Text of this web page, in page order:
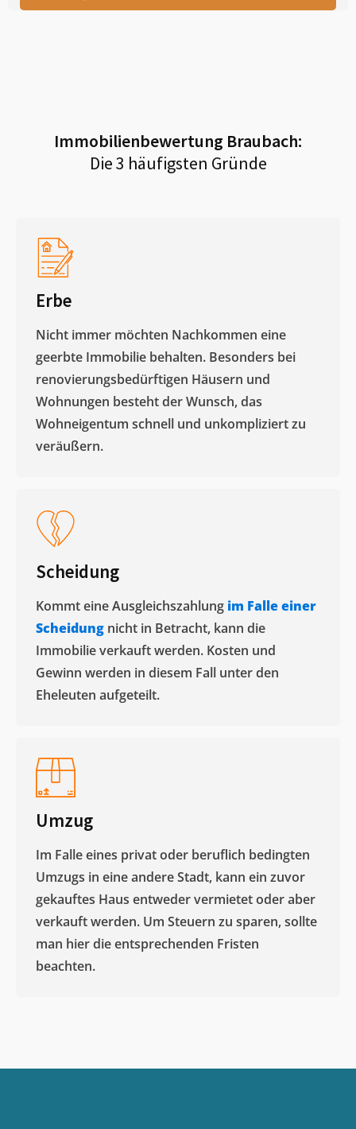
Immobilienbewertung Braubach:
Die 3 häufigsten Gründe
Erbe
Nicht immer möchten Nachkommen eine
geerbte Immobilie behalten. Besonders bei
renovierungsbedürftigen Häusern und
Wohnungen besteht der Wunsch, das
Wohneigentum schnell und unkompliziert zu
veräußern. ​
Scheidung
Kommt eine Ausgleichszahlung im Falle einer
Scheidung nicht in Betracht, kann die
Immobilie verkauft werden. Kosten und
Gewinn werden in diesem Fall unter den
Eheleuten aufgeteilt.​
Umzug
Im Falle eines privat oder beruflich bedingten
Umzugs in eine andere Stadt, kann ein zuvor
gekauftes Haus entweder vermietet oder aber
verkauft werden. Um Steuern zu sparen, sollte
man hier die entsprechenden Fristen
beachten.